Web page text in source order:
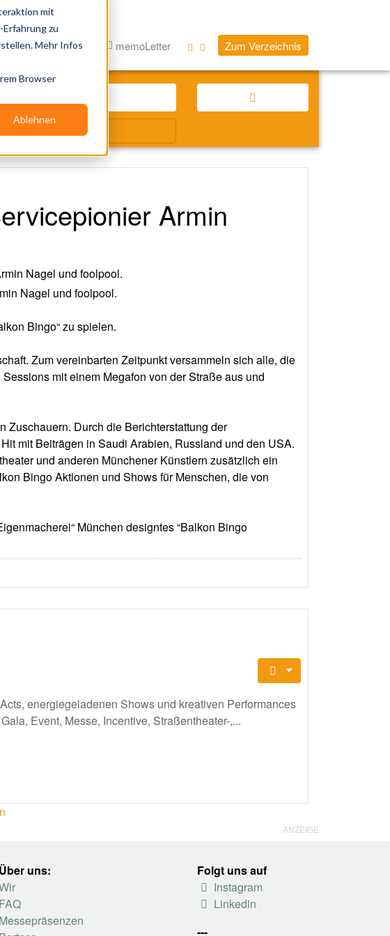
mit
zu
Mehr Infos
Browser
Ablehnen
Armin
Nagel und foolpool.
Bingo“ zu spielen.
Zum vereinbarten Zeitpunkt versammeln sich alle, die
mit einem Megafon von der Straße aus und
Zuschauern. Durch die Berichterstattung der
mit Beiträgen in Saudi Arabien, Russland und den USA.
und anderen Münchener Künstlern zusätzlich ein
Bingo Aktionen und Shows für Menschen, die von
München designtes “Balkon Bingo
energiegeladenen Shows und kreativen Performances
Event, Messe, Incentive, Straßentheater-,...
Services Blog memoLetter Zum Verzeichnis
ANZEIGE
Über uns:
FAQ
Messepräsenzen
Folgt uns auf
Instagram
Linkedin
---